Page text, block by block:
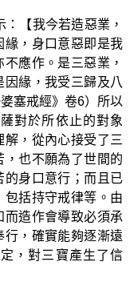
【我今若造惡業，
緣，身口意惡即是我
應作。是三惡業，
緣，我受三歸及八
塞戒經》卷6）所以
對於所依止的對象
解，從內心接受了三
也不願為了世間的
的身口意行；而且已
括持守戒律等。由
造作會導致必須承
行，確實能夠逐漸遠
，對三寶產生了信